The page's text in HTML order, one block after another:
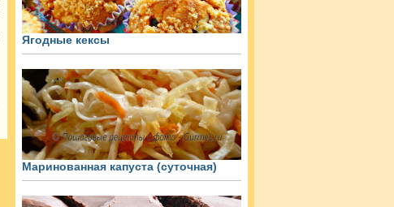
Ягодные кексы
Маринованная капуста (суточная)